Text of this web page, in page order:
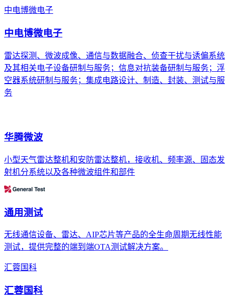
中电博微电子
中电博微电子
雷达探测、微波成像、通信与数据融合、侦查干扰与诱偏系统
及其相关电子设备研制与服务；信息对抗装备研制与服务；浮
空器系统研制与服务；集成电路设计、制造、封装、测试与服
务
华腾微波
小型天气雷达整机和安防雷达整机，接收机、频率源、固态发
射机分系统以及各种微波组件和部件
通用测试
无线通信设备、雷达、AIP芯片等产品的全生命周期无线性能
测试，提供完整的端到端OTA测试解决方案。
汇蓉国科
汇蓉国科